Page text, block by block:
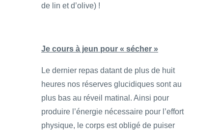
de lin et d’olive) !
Je cours à jeun pour « sécher »
Le dernier repas datant de plus de huit
heures nos réserves glucidiques sont au
plus bas au réveil matinal. Ainsi pour
produire l’énergie nécessaire pour l’effort
physique, le corps est obligé de puiser